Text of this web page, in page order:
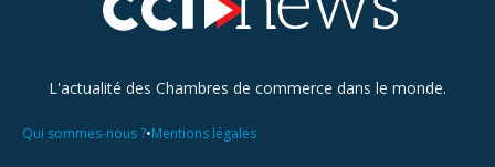
L'actualité des Chambres de commerce dans le monde.
Qui sommes-nous ?•Mentions légales